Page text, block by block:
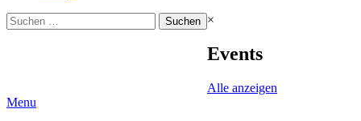
Suchen
nach:
×
Events
Alle anzeigen
Menu